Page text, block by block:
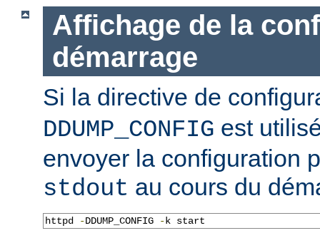
Affichage de la
démarrage
Si la directive de
DDUMP_CONFIG est
envoyer la configuration
stdout au cours du
httpd -DDUMP_CONFIG -k start